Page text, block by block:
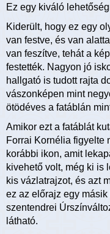
Ez egy kiváló
Kiderült, hogy ez egy
van festve, és van
van feszítve, tehát a
festették. Nagyon jó
hallgató is tudott rajta
vászonképen mint
ötödéves a fatáblán
Amikor ezt a fatáblát
Forrai Kornélia figyelte
korábbi ikon, amit
kivehető volt, még ki is
kis vázlatrajzot, és azt
ez az előrajz egy
szentendrei
látható.